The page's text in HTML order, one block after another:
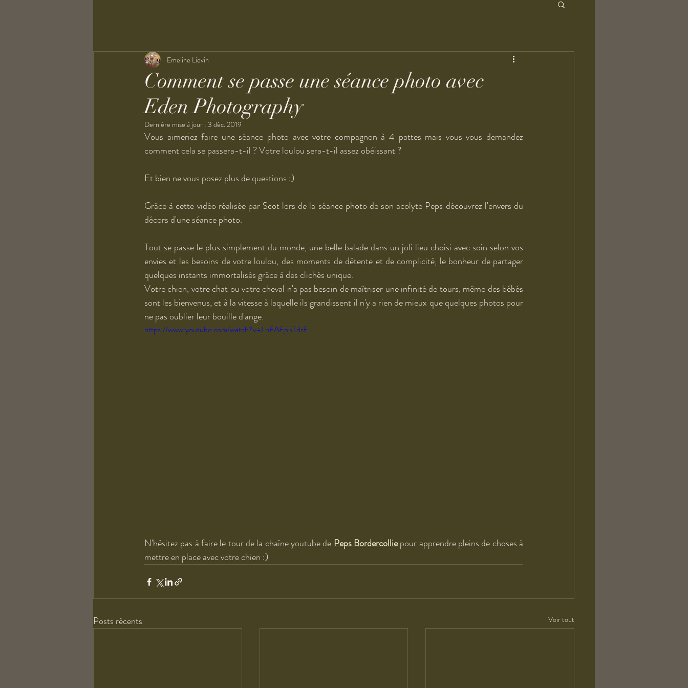
Comment se passe une séance photo avec
Eden Photography
Emeline Lievin
Dernière mise à jour : 3 déc. 2019
Vous aimeriez faire une séance photo avec votre compagnon à 4 pattes mais vous vous demandez
comment cela se passera-t-il ? Votre loulou sera-t-il assez obéissant ?
Et bien ne vous posez plus de questions :)
Grâce à cette vidéo réalisée par Scot lors de la séance photo de son acolyte Peps découvrez l'envers du
décors d'une séance photo.
Tout se passe le plus simplement du monde, une belle balade dans un joli lieu choisi avec soin selon vos
envies et les besoins de votre loulou, des moments de détente et de complicité, le bonheur de partager
quelques instants immortalisés grâce à des clichés unique.
Votre chien, votre chat ou votre cheval n'a pas besoin de maîtriser une infinité de tours, même des bébés
sont les bienvenus, et à la vitesse à laquelle ils grandissent il n'y a rien de mieux que quelques photos pour
ne pas oublier leur bouille d'ange.
https://www.youtube.com/watch?v=LhFAEpnTdrE
N'hésitez pas à faire le tour de la chaîne youtube de Peps Bordercollie pour apprendre pleins de choses à
mettre en place avec votre chien :)
Posts récents Voir tout